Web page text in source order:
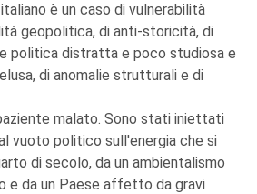
è un caso di vulnerabilità
geopolitica, di anti-storicità, di
politica distratta e poco studiosa e
di anomalie strutturali e di
malato. Sono stati iniettati
vuoto politico sull'energia che si
di secolo, da un ambientalismo
e da un Paese affetto da gravi